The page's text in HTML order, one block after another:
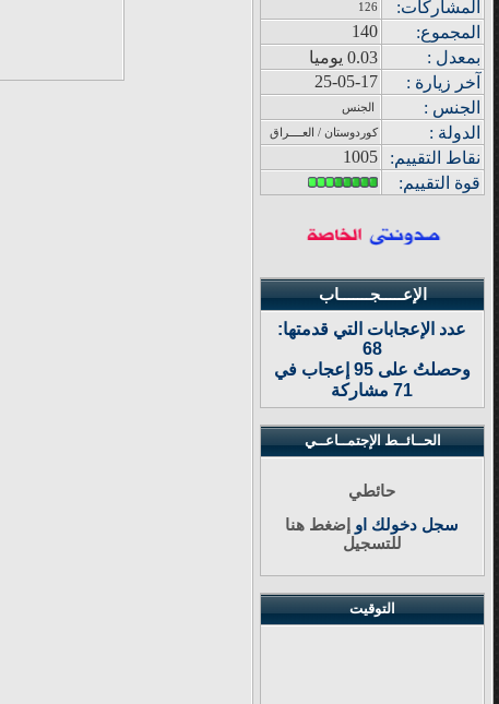
المشاركات:
126
المجموع:
140
بمعدل :
0.03 يوميا
خر زيار ة :
25-05-17
الجنس :
الجنس
الدولة : كوردوستان / العــــراق
نقاط التقييم:
1005
قوة التقييم:
الإعـــــجـــــــاب
عدد الإعجابات التي قدمتها:
68
وحصلتُ على 95 إعجاب في
71 مشاركة
الحــائــط الإجتمــاعــي
حائطي
سجل دخولك او إضغط هنا
للتسجيل
التوقيت